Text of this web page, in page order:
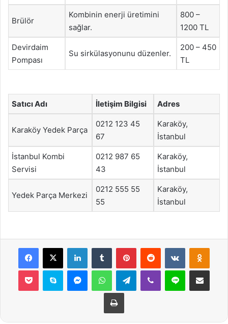
Brülör
Kombinin enerji üretimini
sağlar.
800 –
1200 TL
Devirdaim
Pompası
Su sirkülasyonunu düzenler.
200 – 450
TL
Satıcı Adı İletişim Bilgisi Adres
Karaköy Yedek Parça
0212 123 45
67
Karaköy,
İstanbul
İstanbul Kombi
Servisi
0212 987 65
43
Karaköy,
İstanbul
Yedek Parça Merkezi
0212 555 55
55
Karaköy,
İstanbul
Facebook
X LinkedInTumblr PinterestReddit VKontakte
Pocket Skype MessengerWhatsAppTelegramViber Line E-Posta ile
Yazdır